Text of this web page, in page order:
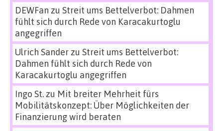
DEWFan zu Streit ums Bettelverbot: Dahmen
fühlt sich durch Rede von Karacakurtoglu
angegriffen
Ulrich Sanderzu Streit ums Bettelverbot:
Dahmen fühlt sich durch Rede von
Karacakurtoglu angegriffen
Ingo St.zu Mit breiter Mehrheit fürs
Mobilitätskonzept: Über Möglichkeiten der
Finanzierung wird beraten